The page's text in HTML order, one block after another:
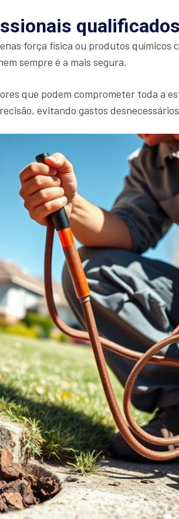
qualificados
força física ou produtos químicos
sempre é a mais segura.
que podem comprometer toda a
evitando gastos